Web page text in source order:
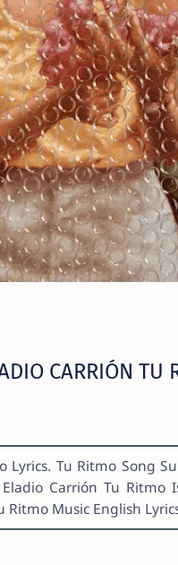
CARRIÓN TU
Lyrics. Tu Ritmo Song
Carrión Tu Ritmo
Ritmo Music English